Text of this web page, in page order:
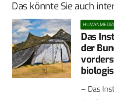
Das könnte Sie auch
Das
der
– Das